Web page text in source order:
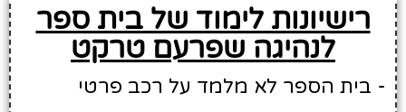
רישיונות לימוד של בית ספר
לנהיגה שפרעם טרקט
- בית הספר לא מלמד על רכב פרטי